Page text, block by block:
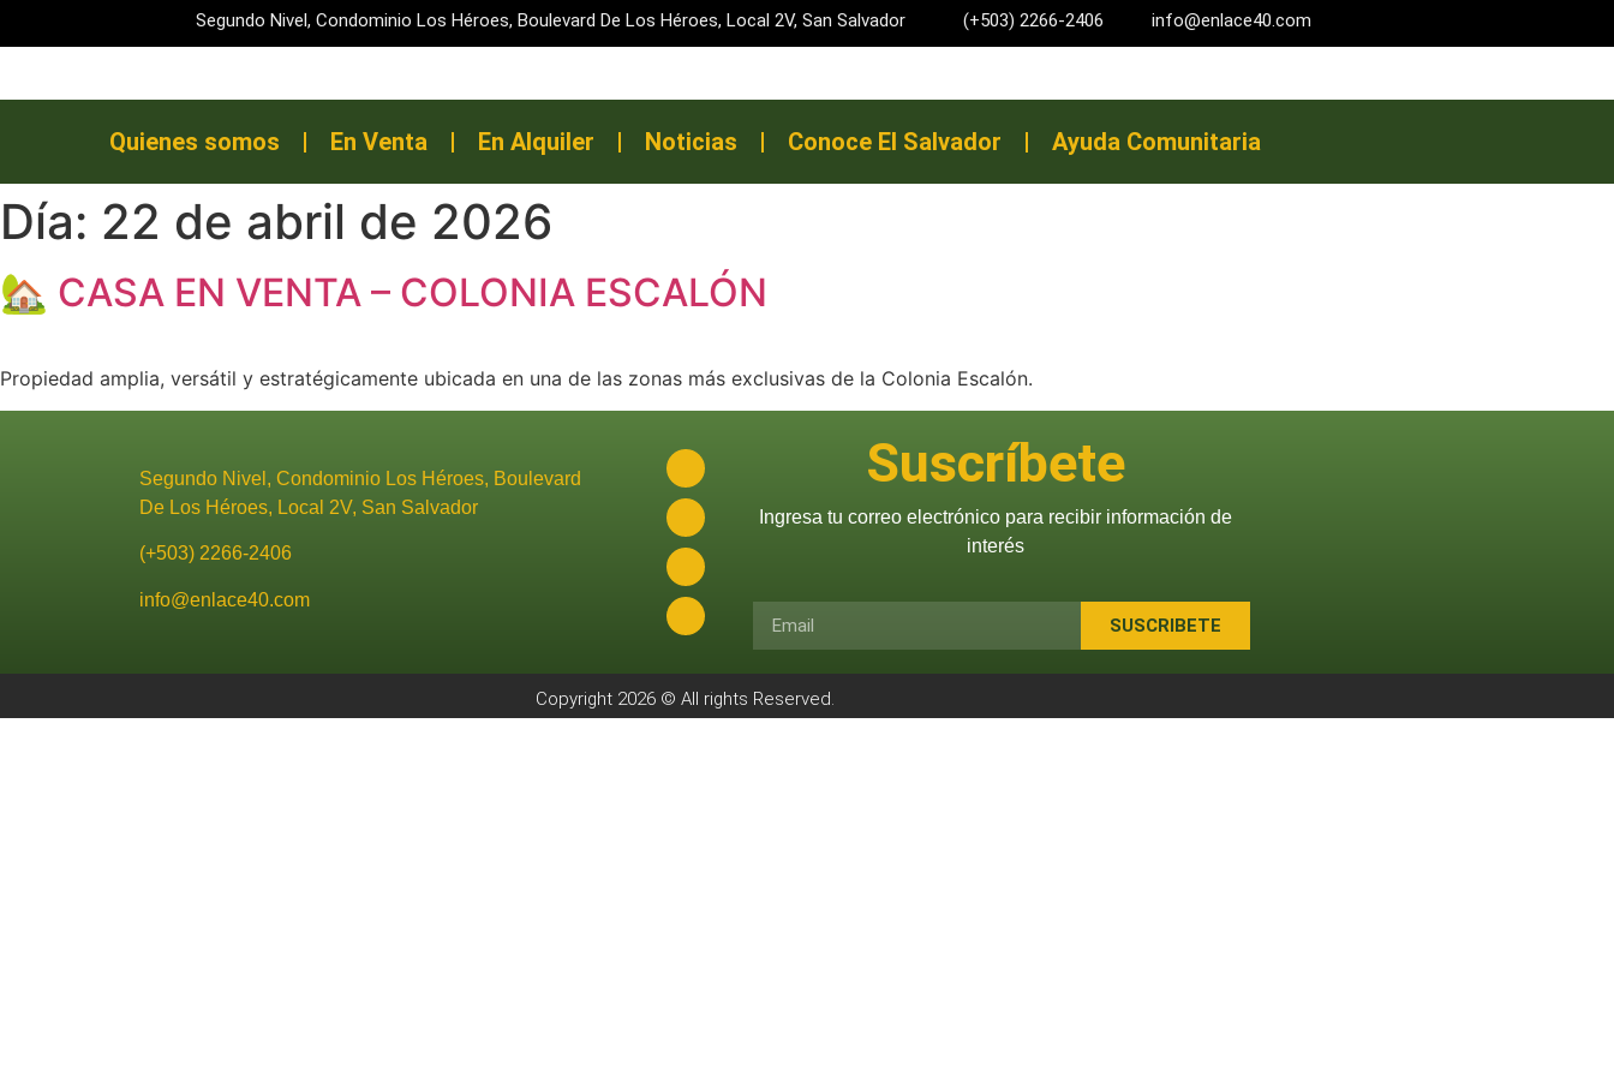
Segundo Nivel, Condominio Los Héroes, Boulevard De Los Héroes, Local 2V, San Salvador (+503) 2266-2406 info@enlace40.com
Quienes somos En Venta En Alquiler Noticias Conoce El Salvador Ayuda Comunitaria
Día: 22 de abril de 2026
🏡 CASA EN VENTA – COLONIA ESCALÓN
Propiedad amplia, versátil y estratégicamente ubicada en una de las zonas más exclusivas de la Colonia Escalón.
Segundo Nivel, Condominio Los Héroes, Boulevard
De Los Héroes, Local 2V, San Salvador
(+503) 2266-2406
info@enlace40.com
Suscríbete
Ingresa tu correo electrónico para recibir información de
interés
SUSCRIBETE
Copyright 2026 © All rights Reserved.